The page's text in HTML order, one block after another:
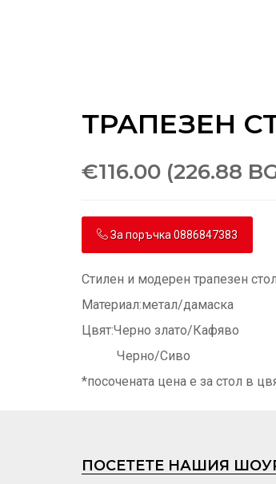
ТРАПЕЗЕН
€116.00 (226.88
За поръчка 0886847383
Стилен и модерен трапезен
Материал:метал/дамаска
Цвят:Черно злато/Кафяво
Черно/Сиво
*посочената цена е за стол в
ПОСЕТЕТЕ НАШИЯ